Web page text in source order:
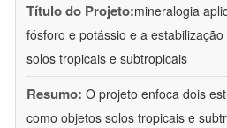
Título do Projeto:mineralogia
fósforo e potássio e a
solos tropicais e subtropicais
Resumo: O projeto enfoca dois
como objetos solos tropicais e